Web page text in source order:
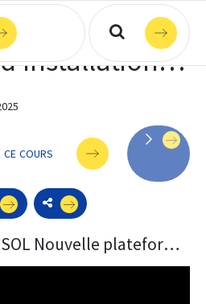
Monitoring d'installations via ENIRIS
Webinaire ENERSOL Nouvelle plateforme de supervision et de pilotage énergétique
cours